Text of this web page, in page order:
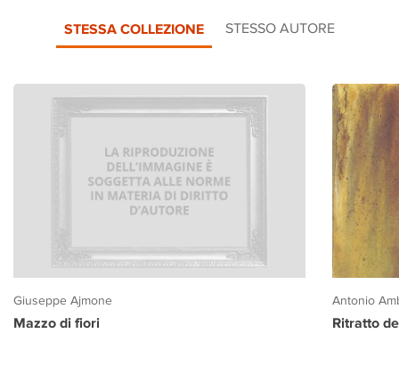
STESSA COLLEZIONE STESSO AUTORE
Giuseppe Ajmone
Mazzo di fiori
Antonio
Ritratto